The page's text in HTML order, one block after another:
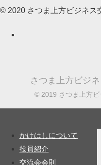
© 2020 さつま上方ビジネス
さつま上方ビジ
© 2019 さつま上方ビ
かけはしについて
役員紹介
交流会会則